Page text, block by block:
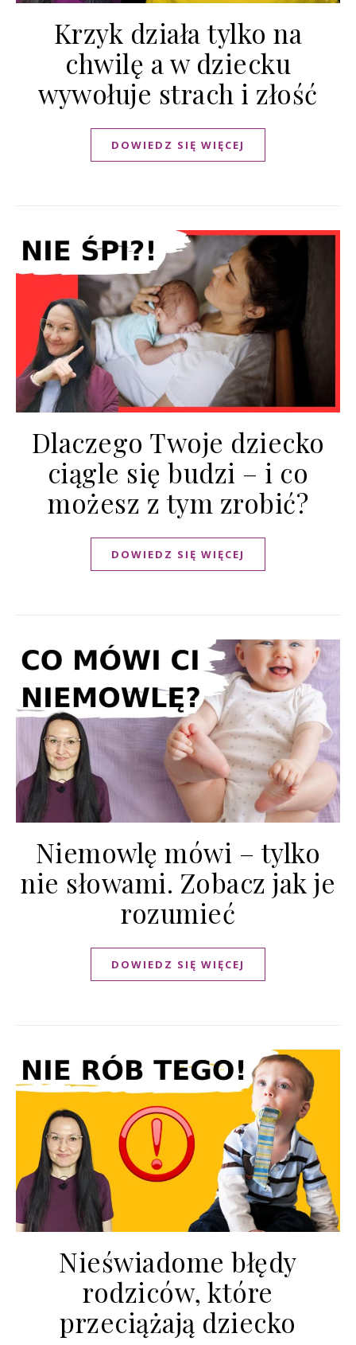
Krzyk działa tylko na
chwilę a w dziecku
wywołuje strach i złość
DOWIEDZ SIĘ WIĘCEJ
Dlaczego Twoje dziecko
ciągle się budzi – i co
możesz z tym zrobić?
DOWIEDZ SIĘ WIĘCEJ
Niemowlę mówi – tylko
nie słowami. Zobacz jak je
rozumieć
DOWIEDZ SIĘ WIĘCEJ
Nieświadome błędy
rodziców, które
przeciążają dziecko